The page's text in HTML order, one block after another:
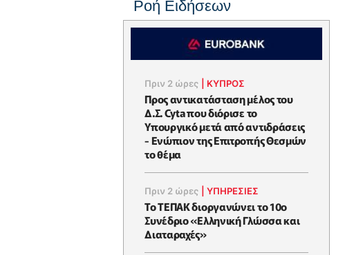
Ροή Ειδήσεων
Πριν 2 ώρες ΚΥΠΡΟΣ
Προς αντικατάσταση μέλος του
Δ.Σ. Cyta που διόρισε το
Υπουργικό μετά από αντιδράσεις
- Ενώπιον της Επιτροπής Θεσμών
το θέμα
Πριν 2 ώρες |ΥΠΗΡΕΣΙΕΣ
Το ΤΕΠΑΚ διοργανώνει το 10ο
Συνέδριο «Ελληνική Γλώσσα και
Διαταραχές»